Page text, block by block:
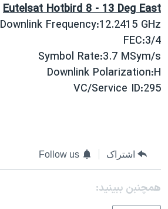
Eutelsat Hotbird 8 - 13 Deg East
Downlink Frequency:12.2415 GHz
FEC:3/4
Symbol Rate:3.7 MSym/s
Downlink Polarization:H
VC/Service ID:295
اشتراک Follow us
همچنبن ببینید: